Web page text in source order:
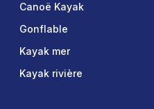
Canoë Kayak
Gonflable
Kayak mer
Kayak rivière